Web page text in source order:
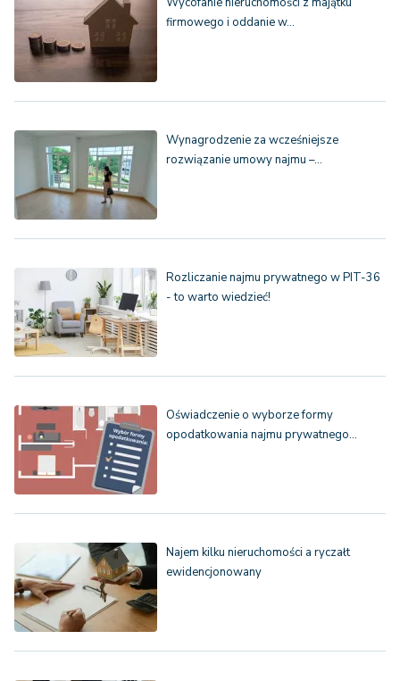
firmowego i oddanie w…
Wynagrodzenie za wcześniejsze
rozwiązanie umowy najmu –…
Rozliczanie najmu prywatnego w PIT-36
- to warto wiedzieć!
Oświadczenie o wyborze formy
opodatkowania najmu prywatnego…
Najem kilku nieruchomości a ryczałt
ewidencjonowany